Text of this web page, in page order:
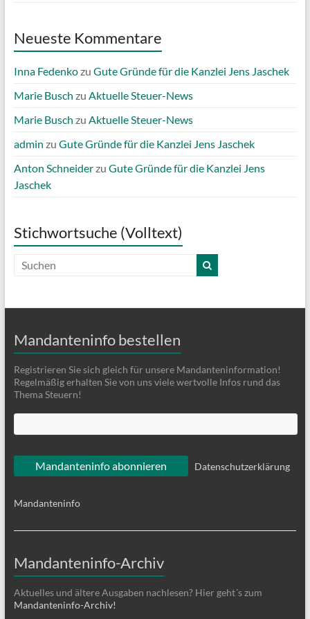
Neueste Kommentare
Inna Fedenkozu Gute Gründe für die Kanzlei Jens Jaschek
Marie Busch zu Aktuelle Steuer-News
Marie Busch zu Aktuelle Steuer-News
admin zu Gute Gründe für die Kanzlei Jens Jaschek
Anton Schneiderzu Gute Gründe für die Kanzlei Jens
Jaschek
Stichwortsuche (Volltext)
Mandanteninfo bestellen
Registrieren Sie sich gleich für unsere Mandanteninformation!
Regelmäßig erhalten Sie von uns viele wertvolle Infos rund das
Thema Steuern!
Datenschutzerklärung
Mandanteninfo
Mandanteninfo-Archiv
Aktuelles und ältere Ausgaben nachlesen? Hier geht´s zum
Mandanteninfo-Archiv!